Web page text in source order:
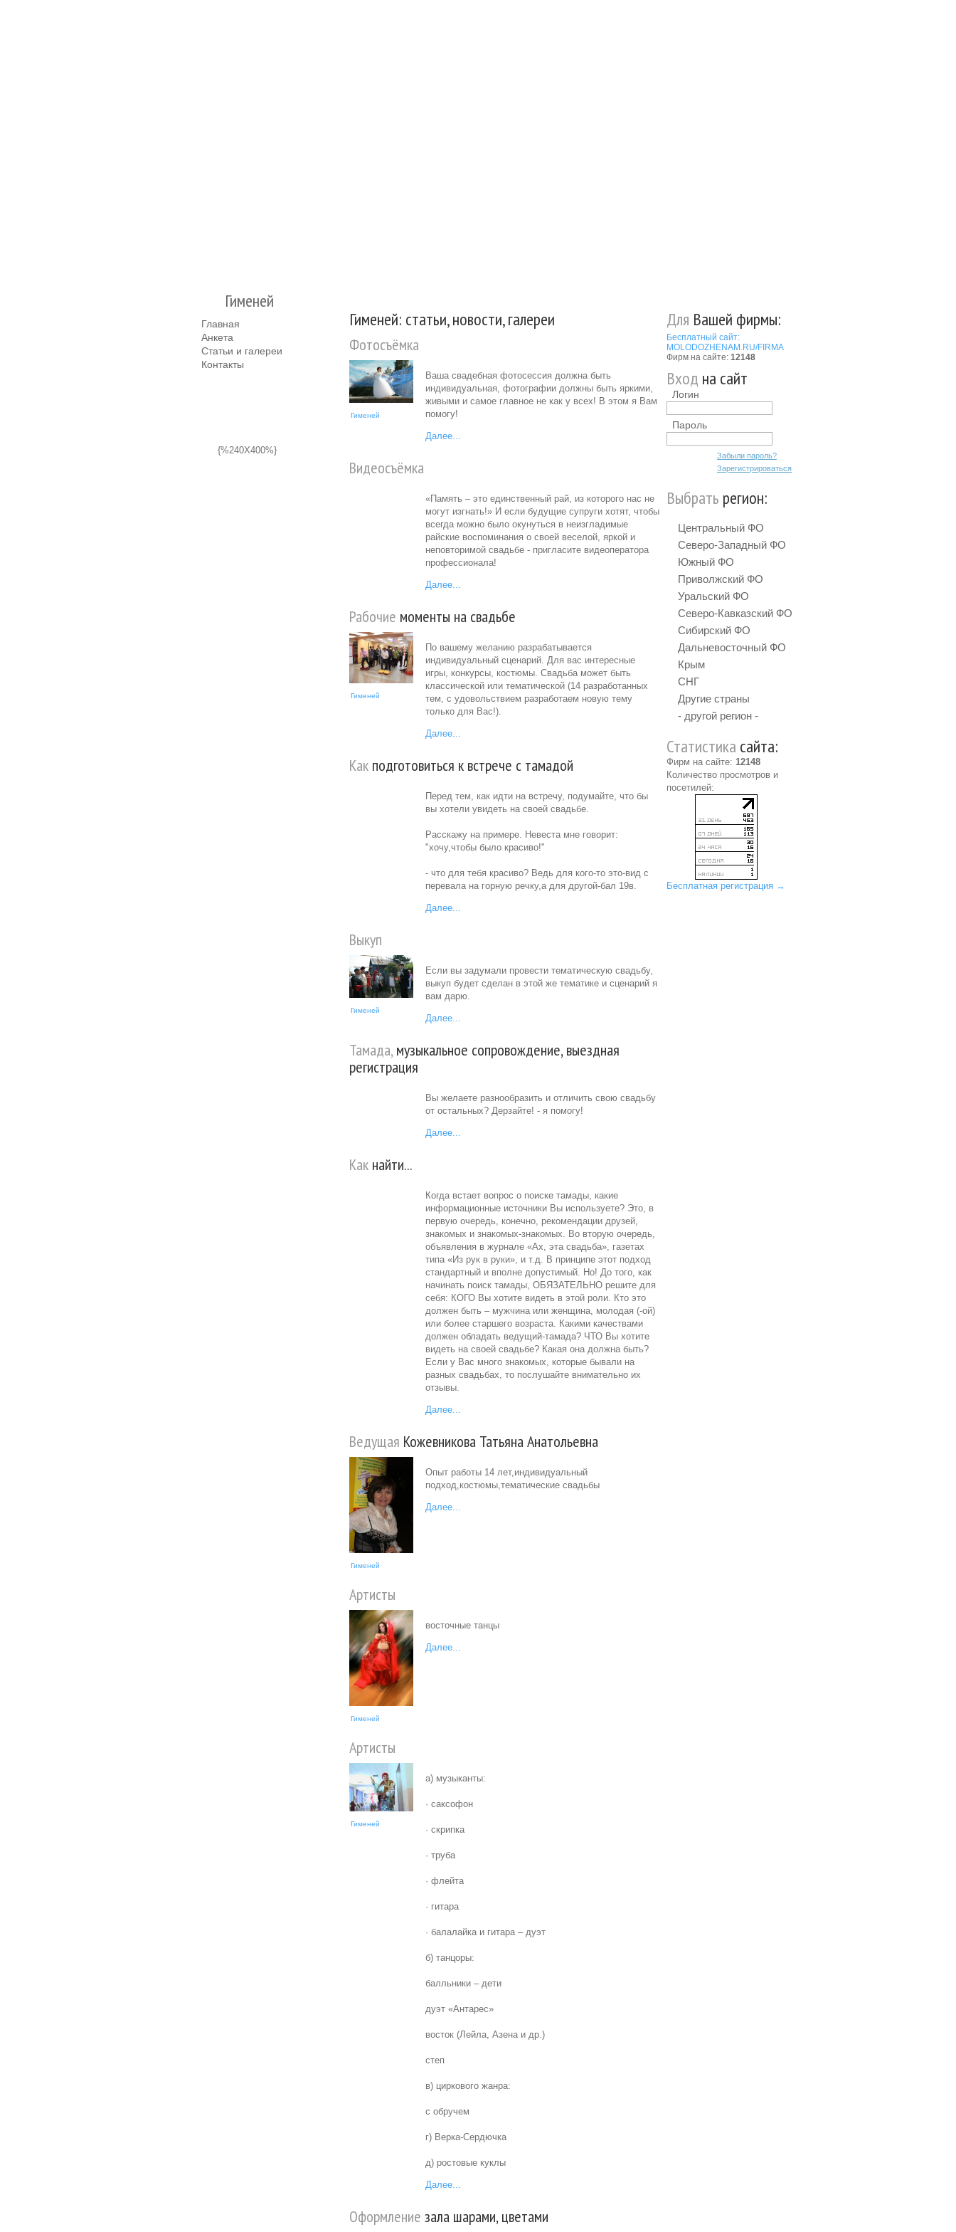
Гименей
Главная
Анкета
Статьи и галереи
Контакты
{%240X400%}
Гименей: статьи, новости, галереи
Фотосъёмка
Гименей
Ваша свадебная фотосессия должна быть
индивидуальная, фотографии должны быть яркими,
живыми и самое главное не как у всех! В этом я Вам
помогу!
Далее...
Видеосъёмка
«Память – это единственный рай, из которого нас не
могут изгнать!» И если будущие супруги хотят, чтобы
всегда можно было окунуться в неизгладимые
райские воспоминания о своей веселой, яркой и
неповторимой свадьбе - пригласите видеоператора
профессионала!
Далее...
Рабочие моменты на свадьбе
Гименей
По вашему желанию разрабатывается
индивидуальный сценарий. Для вас интересные
игры, конкурсы, костюмы. Свадьба может быть
классической или тематической (14 разработанных
тем, с удовольствием разработаем новую тему
только для Вас!).
Далее...
Как подготовиться к встрече с тамадой
Перед тем, как идти на встречу, подумайте, что бы
вы хотели увидеть на своей свадьбе.
Расскажу на примере. Невеста мне говорит:
"хочу,чтобы было красиво!"
- что для тебя красиво? Ведь для кого-то это-вид с
перевала на горную речку,а для другой-бал 19в.
Далее...
Выкуп
Гименей
Если вы задумали провести тематическую свадьбу,
выкуп будет сделан в этой же тематике и сценарий я
вам дарю.
Далее...
Тамада, музыкальное сопровождение, выездная
регистрация
Вы желаете разнообразить и отличить свою свадьбу
от остальных? Дерзайте! - я помогу!
Далее...
Как найти...
Когда встает вопрос о поиске тамады, какие
информационные источники Вы используете? Это, в
первую очередь, конечно, рекомендации друзей,
знакомых и знакомых-знакомых. Во вторую очередь,
объявления в журнале «Ах, эта свадьба», газетах
типа «Из рук в руки», и т.д. В принципе этот подход
стандартный и вполне допустимый. Но! До того, как
начинать поиск тамады, ОБЯЗАТЕЛЬНО решите для
себя: КОГО Вы хотите видеть в этой роли. Кто это
должен быть – мужчина или женщина, молодая (-ой)
или более старшего возраста. Какими качествами
должен обладать ведущий-тамада? ЧТО Вы хотите
видеть на своей свадьбе? Какая она должна быть?
Если у Вас много знакомых, которые бывали на
разных свадьбах, то послушайте внимательно их
отзывы.
Далее...
Ведущая Кожевникова Татьяна Анатольевна
Гименей
Опыт работы 14 лет,индивидуальный
подход,костюмы,тематические свадьбы
Далее...
Артисты
Гименей
восточные танцы
Далее...
Артисты
Гименей
а) музыканты:
· саксофон
· скрипка
· труба
· флейта
· гитара
· балалайка и гитара – дуэт
б) танцоры:
балльники – дети
дуэт «Антарес»
восток (Лейла, Азена и др.)
степ
в) циркового жанра:
с обручем
г) Верка-Сердючка
д) ростовые куклы
Далее...
Оформление зала шарами, цветами
Для Вашей фирмы:
Бесплатный сайт:
MOLODOZHENAM.RU/FIRMA
Фирм на сайте: 12148
Вход на сайт
Логин
Пароль
Забыли пароль?
Зарегистрироваться
Выбрать регион:
Центральный ФО
Северо-Западный ФО
Южный ФО
Приволжский ФО
Уральский ФО
Северо-Кавказский ФО
Сибирский ФО
Дальневосточный ФО
Крым
СНГ
Другие страны
- другой регион -
Статистика сайта:
Фирм на сайте: 12148
Количество просмотров и
посетилей:
Бесплатная регистрация →